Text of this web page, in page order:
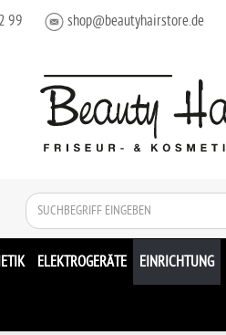
99 shop@beautyhairstore.de
ELEKTROGERÄTE EINRICHTUNG